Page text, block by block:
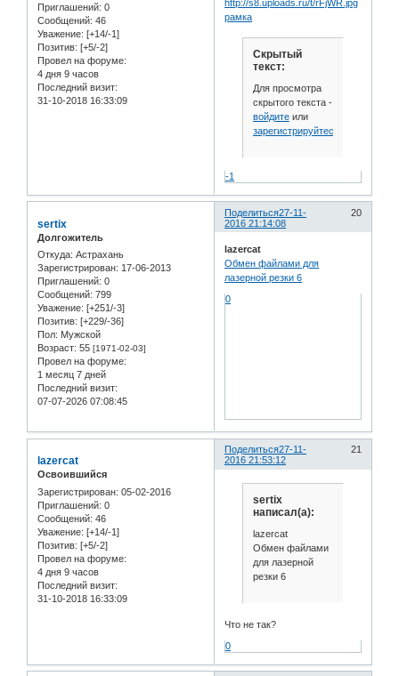
Приглашений: 0
Сообщений: 46
Уважение: [+14/-1]
Позитив: [+5/-2]
Провел на форуме:
4 дня 9 часов
Последний визит:
31-10-2018 16:33:09
рамка
Скрытый
текст:
Для просмотра
скрытого текста -
войдитеили
зарегистрируйтесь
-1
Поделиться 20
27-11-
2016 21:14:08
sertix
Долгожитель
Откуда: Астрахань
Зарегистрирован: 17-06-2013
Приглашений: 0
Сообщений: 799
Уважение: [+251/-3]
Позитив: [+229/-36]
Пол: Мужской
Возраст: 55 [1971-02-03]
Провел на форуме:
1 месяц 7 дней
Последний визит:
07-07-2026 07:08:45
lazercat
Обмен файлами для
лазерной резки 6
0
Поделиться 21
27-11-
2016 21:53:12
lazercat
Освоившийся
Зарегистрирован: 05-02-2016
Приглашений: 0
Сообщений: 46
Уважение: [+14/-1]
Позитив: [+5/-2]
Провел на форуме:
4 дня 9 часов
Последний визит:
31-10-2018 16:33:09
sertix
написал(а):
lazercat
Обмен файлами
для лазерной
резки 6
Что не так?
0